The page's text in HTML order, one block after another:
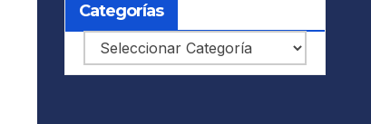
Categorías
Categorías